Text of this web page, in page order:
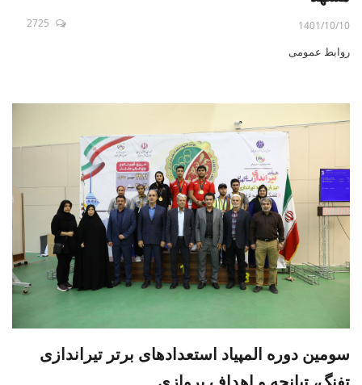
1401/10/10
2725
روابط عمومی
سومین دوره المپیاد استعدادهای برتر تیراندازی